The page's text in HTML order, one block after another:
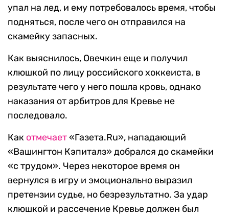
упал на лед, и ему потребовалось время, чтобы
подняться, после чего он отправился на
скамейку запасных.
Как выяснилось, Овечкин еще и получил
клюшкой по лицу российского хоккеиста, в
результате чего у него пошла кровь, однако
наказания от арбитров для Кревье не
последовало.
Как отмечает«Газета.Ru», нападающий
«Вашингтон Кэпиталз» добрался до скамейки
«с трудом». Через некоторое время он
вернулся в игру и эмоционально выразил
претензии судье, но безрезультатно. За удар
клюшкой и рассечение Кревье должен был